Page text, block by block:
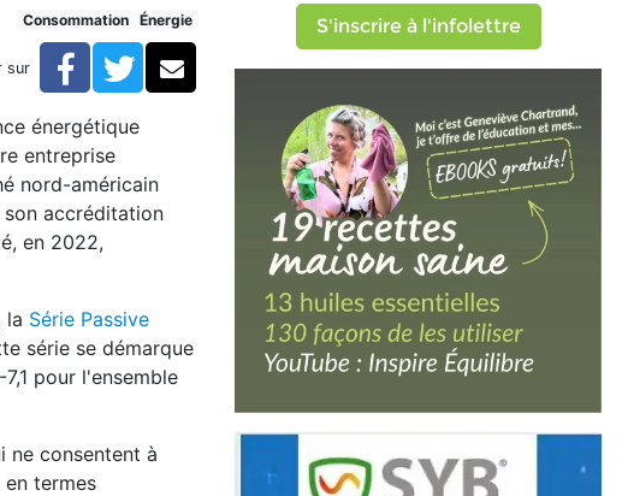
Consommation Énergie
sur Facebook
TwitterCourriel
énergétique
entreprise
nord-américain
son accréditation
en 2022,
la Série Passive
série se démarque
pour l'ensemble
ne consentent à
termes
S'inscrire à l'infolettre